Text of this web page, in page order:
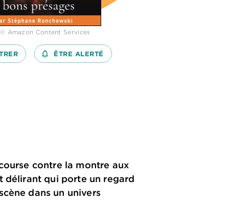
Amazon Content Services
notifications_none_outlined
ÊTRE ALERTÉ
contre la montre aux
délirant qui porte un regard
dans un univers